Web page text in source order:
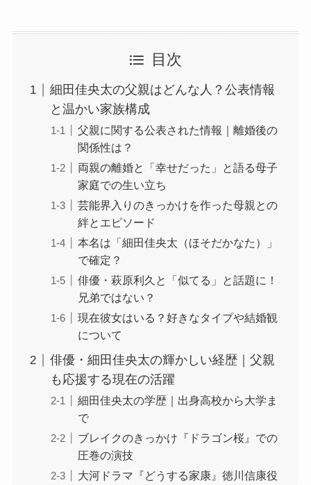
目次
細田佳央太の父親はどんな人？公表情報
と温かい家族構成
父親に関する公表された情報｜離婚後の
関係性は？
両親の離婚と「幸せだった」と語る母子
家庭での生い立ち
芸能界入りのきっかけを作った母親との
絆とエピソード
本名は「細田佳央太（ほそだかなた）」
で確定？
俳優・萩原利久と「似てる」と話題に！
兄弟ではない？
現在彼女はいる？好きなタイプや結婚観
について
俳優・細田佳央太の輝かしい経歴｜父親
も応援する現在の活躍
細田佳央太の学歴｜出身高校から大学ま
で
ブレイクのきっかけ『ドラゴン桜』での
圧巻の演技
大河ドラマ『どうする家康』徳川信康役